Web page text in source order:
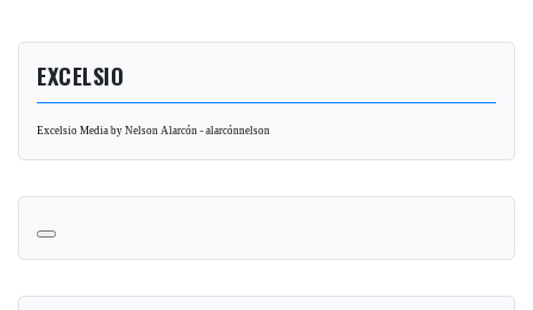
EXCELSIO
Excelsio Media by Nelson Alarcón - alarcónnelson